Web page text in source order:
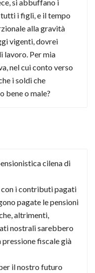
si abbuffano i
i figli, e il tempo
alla gravità
vigenti, dovrei
lavoro. Per mia
nel cui conto verso
i soldi che
bene o male?
cilena di
con i contributi pagati
pagate le pensioni
altrimenti,
nostrali sarebbero
fiscale già
il nostro futuro